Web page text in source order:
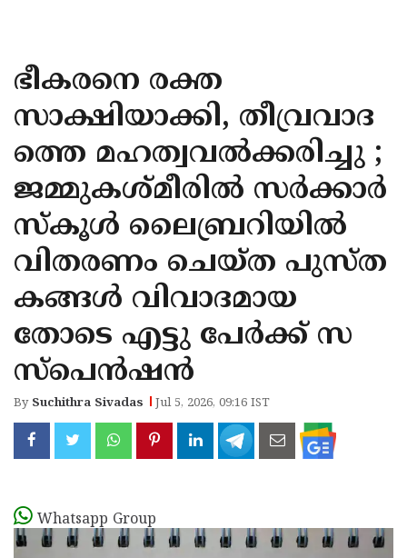
KANNUR
KASARAGOD
ഭീകരനെ രക്ത
സാക്ഷിയാക്കി, തീവ്രവാദ
ത്തെ മഹത്വവല്‍ക്കരിച്ചു ;
ജമ്മുകശ്മീരില്‍ സര്‍ക്കാര്‍
സ്‌കൂള്‍ ലൈബ്രറിയില്‍
വിതരണം ചെയ്ത പുസ്ത
കങ്ങള്‍ വിവാദമായ
തോടെ എട്ടു പേര്‍ക്ക് സ
സ്‌പെന്‍ഷന്‍
By Suchithra Sivadas Jul 5, 2026, 09:16 IST
Whatsapp Group